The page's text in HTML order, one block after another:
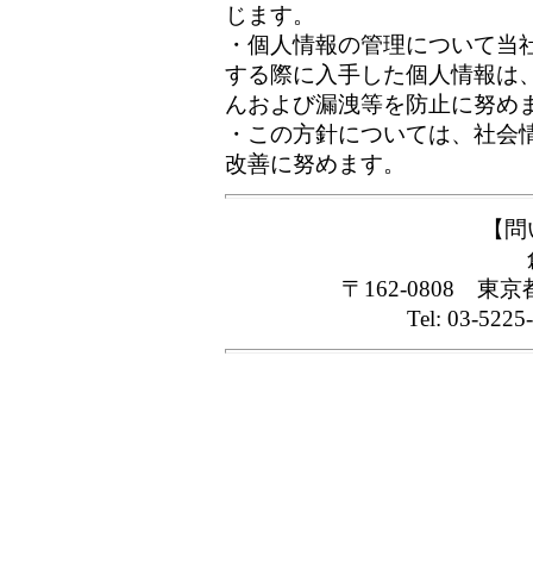
じます。
・個人情報の管理について
する際に入手した個人情報は
んおよび漏洩等を防止に努め
・この方針については、社
改善に努めます。
【
〒162-0808 東京
Tel: 03-